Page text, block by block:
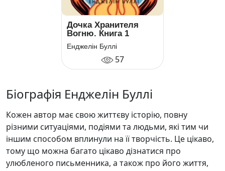
Дочка Хранителя
Вогню. Книга 1
Енджелін Буллі
57
Біографія Енджелін Буллі
Кожен автор має свою життєву історію, повну
різними ситуаціями, подіями та людьми, які тим чи
іншим способом вплинули на її творчість. Це цікаво,
тому що можна багато цікаво дізнатися про
улюбленого письменника, а також про його життя,